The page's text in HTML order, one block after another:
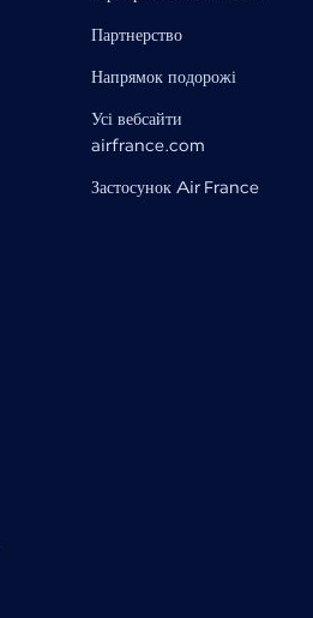
Партнерство
Напрямок подорожі
Усі вебсайти
airfrance.com
Застосунок Air France